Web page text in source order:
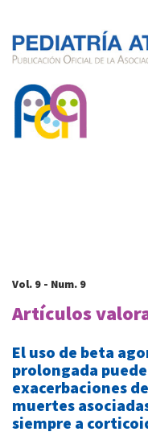
Vol. 9 - Num. 9
Artículos
El uso de beta
prolongada
exacerbaciones
muertes
siempre a